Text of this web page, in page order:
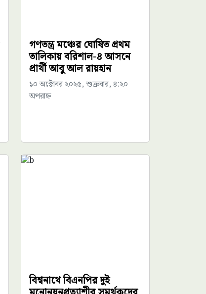
গণতন্ত্র মঞ্চের ঘোষিত প্রথম
তালিকায় বরিশাল-৪ আসনে
প্রার্থী আবু আল রায়হান
১০ অক্টোবর ২০২৫, শুক্রবার, ৪:২০
অপরাহ্ন
বিশ্বনাথে বিএনপির দুই